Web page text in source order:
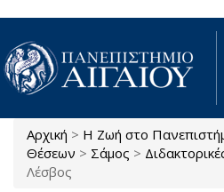
Παράκαμψη προς το κυρίως
Είστε εδώ
Αρχική > Η Ζωή στο
Θέσεων > Σάμος >
Λέσβος